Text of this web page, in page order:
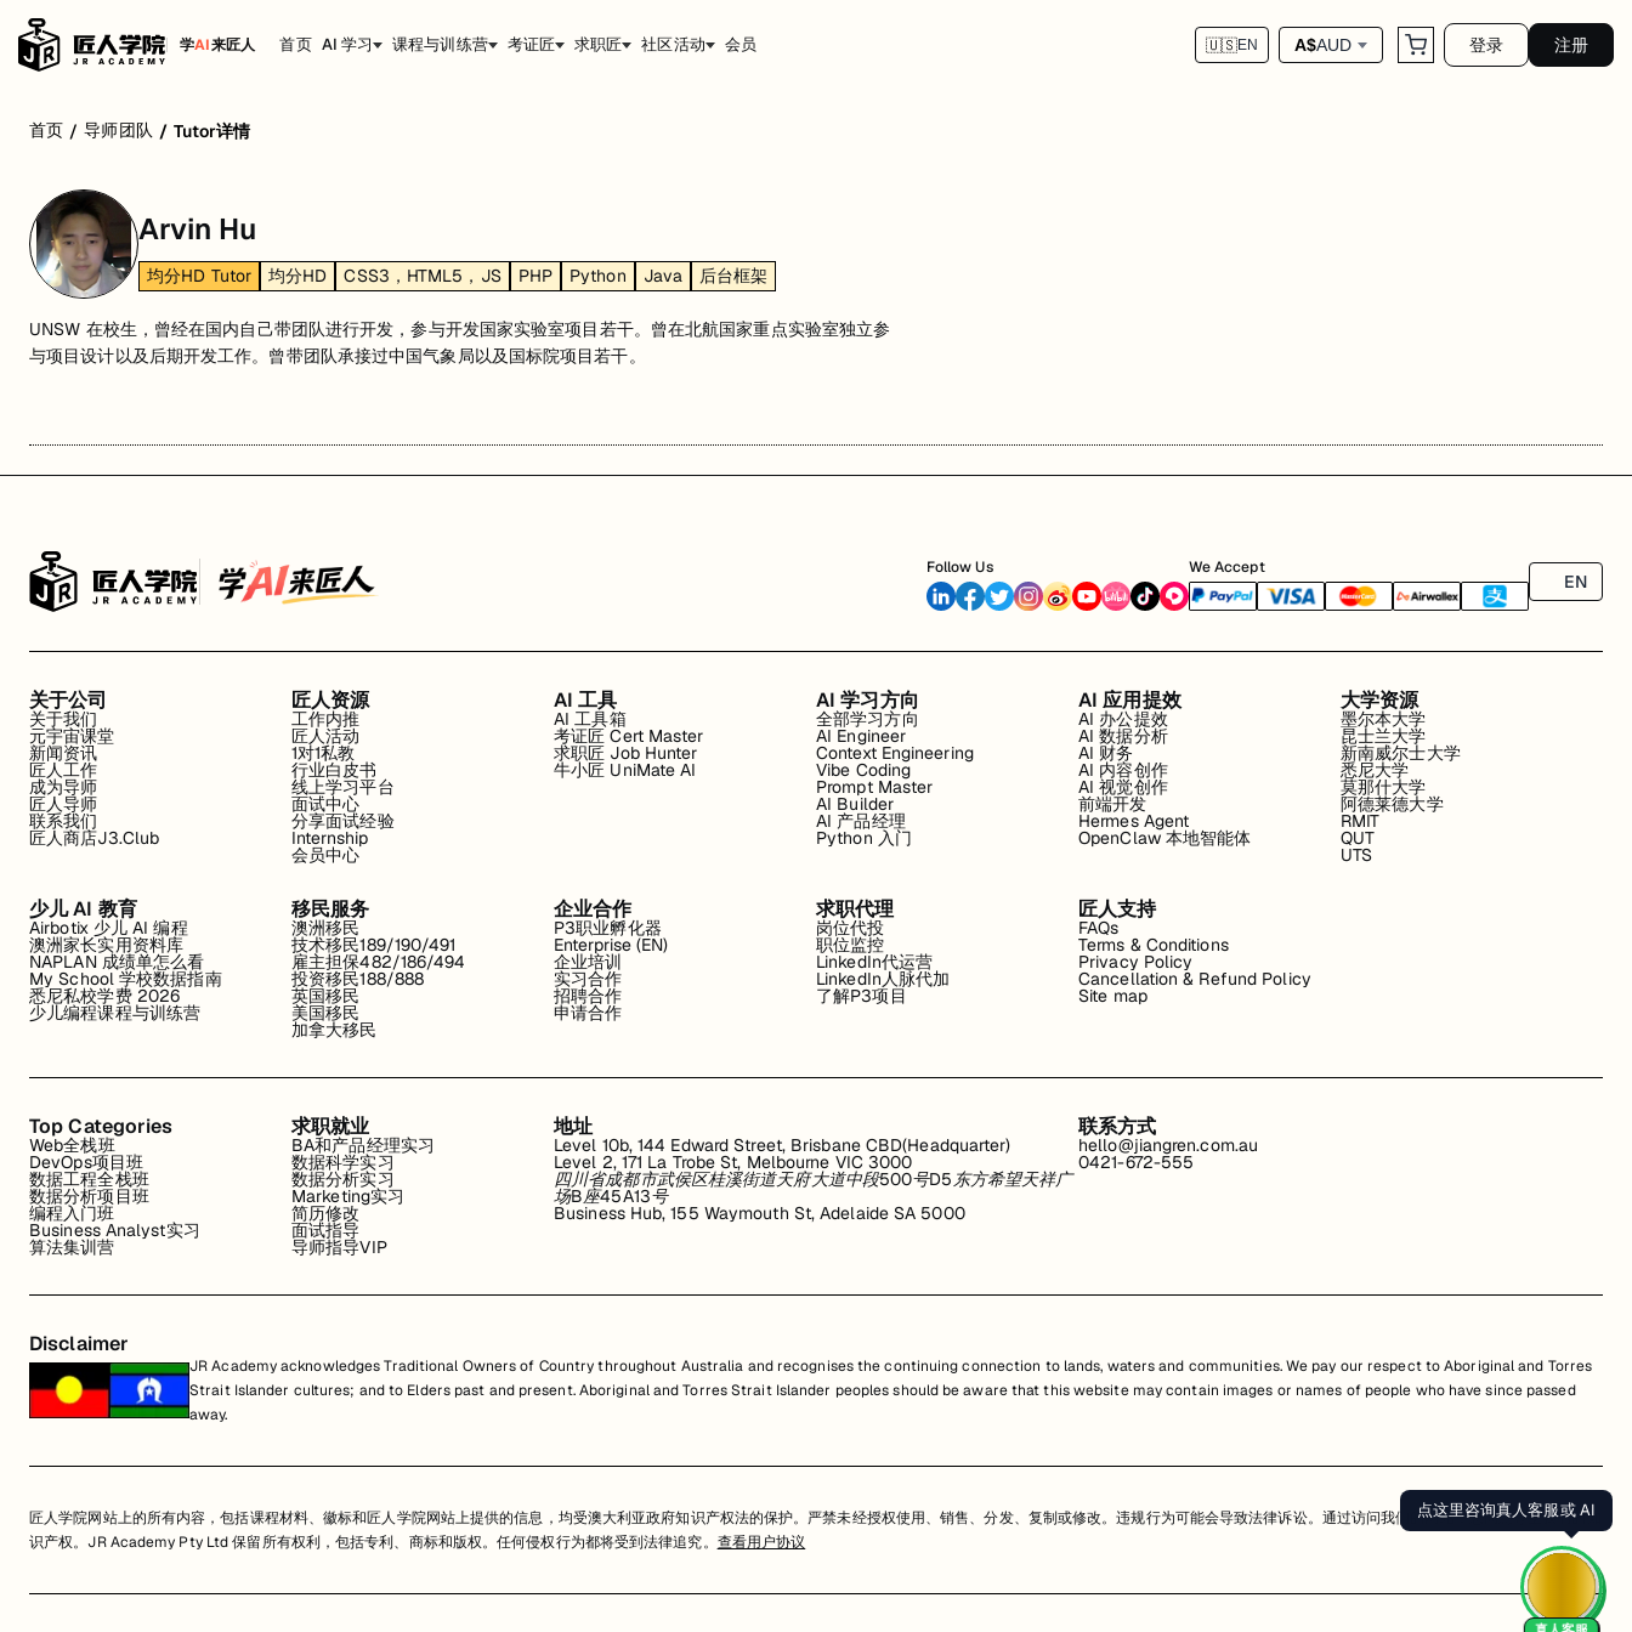
学AI来匠人 首页 AI 学习 课程与训练营 考证匠 求职匠 社区活动 会员 🇺🇸EN A$AUD 登录 注册
首页 / 导师团队 / Tutor详情
Arvin Hu
均分HD Tutor 均分HD CSS3，HTML5，JS PHP Python Java 后台框架
UNSW 在校生，曾经在国内自己带团队进行开发，参与开发国家实验室项目若干。曾在北航国家重点实验室独立参
与项目设计以及后期开发工作。曾带团队承接过中国气象局以及国标院项目若干。
Follow Us We Accept
EN
关于公司
关于我们
元宇宙课堂
新闻资讯
匠人工作
成为导师
匠人导师
联系我们
匠人商店J3.Club
匠人资源
工作内推
匠人活动
1对1私教
行业白皮书
线上学习平台
面试中心
分享面试经验
Internship
会员中心
AI 工具
AI 工具箱
考证匠 Cert Master
求职匠 Job Hunter
牛小匠 UniMate AI
AI 学习方向
全部学习方向
AI Engineer
Context Engineering
Vibe Coding
Prompt Master
AI Builder
AI 产品经理
Python 入门
AI 应用提效
AI 办公提效
AI 数据分析
AI 财务
AI 内容创作
AI 视觉创作
前端开发
Hermes Agent
OpenClaw 本地智能体
大学资源
墨尔本大学
昆士兰大学
新南威尔士大学
悉尼大学
莫那什大学
阿德莱德大学
RMIT
QUT
UTS
少儿 AI 教育
Airbotix 少儿 AI 编程
澳洲家长实用资料库
NAPLAN 成绩单怎么看
My School 学校数据指南
悉尼私校学费 2026
少儿编程课程与训练营
移民服务
澳洲移民
技术移民189/190/491
雇主担保482/186/494
投资移民188/888
英国移民
美国移民
加拿大移民
企业合作
P3职业孵化器
Enterprise (EN)
企业培训
实习合作
招聘合作
申请合作
求职代理
岗位代投
职位监控
LinkedIn代运营
LinkedIn人脉代加
了解P3项目
匠人支持
FAQs
Terms & Conditions
Privacy Policy
Cancellation & Refund Policy
Site map
Top Categories
Web全栈班
DevOps项目班
数据工程全栈班
数据分析项目班
编程入门班
Business Analyst实习
算法集训营
求职就业
BA和产品经理实习
数据科学实习
数据分析实习
Marketing实习
简历修改
面试指导
导师指导VIP
地址
Level 10b, 144 Edward Street, Brisbane CBD(Headquarter)
Level 2, 171 La Trobe St, Melbourne VIC 3000
四川省成都市武侯区桂溪街道天府大道中段500号D5东方希望天祥广
场B座45A13号
Business Hub, 155 Waymouth St, Adelaide SA 5000
联系方式
hello@jiangren.com.au
0421-672-555
Disclaimer
JR Academy acknowledges Traditional Owners of Country throughout Australia and recognises the continuing connection to lands, waters and communities. We pay our respect to Aboriginal and Torres
Strait Islander cultures; and to Elders past and present. Aboriginal and Torres Strait Islander peoples should be aware that this website may contain images or names of people who have since passed
away.
匠人学院网站上的所有内容，包括课程材料、徽标和匠人学院网站上提供的信息，均受澳大利亚政府知识产权法的保护。严禁未经授权使用、销售、分发、复制或修改。违规行为可能会导致法律诉讼。通过访问我们的网站，您同意尊重我们的知
识产权。JR Academy Pty Ltd 保留所有权利，包括专利、商标和版权。任何侵权行为都将受到法律追究。 查看用户协议
点这里咨询真人客服或 AI